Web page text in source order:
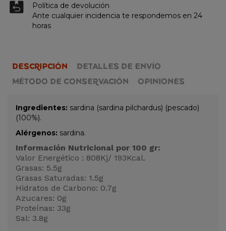
Política de devolución
Ante cualquier incidencia te respondemos en 24
horas
DESCRIPCIÓN
DETALLES DE ENVÍO
MÉTODO DE CONSERVACIÓN
OPINIONES
Ingredientes: sardina (sardina pilchardus) (pescado)
(100%).
Alérgenos: sardina.
Información Nutricional por 100 gr:
Valor Energético : 808Kj/ 193Kcal.
Grasas: 5.5g
Grasas Saturadas: 1.5g
Hidratos de Carbono: 0.7g
Azucares: 0g
Proteínas: 33g
Sal: 3.8g